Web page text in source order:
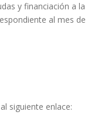
y financiación a la
al mes de
siguiente enlace: